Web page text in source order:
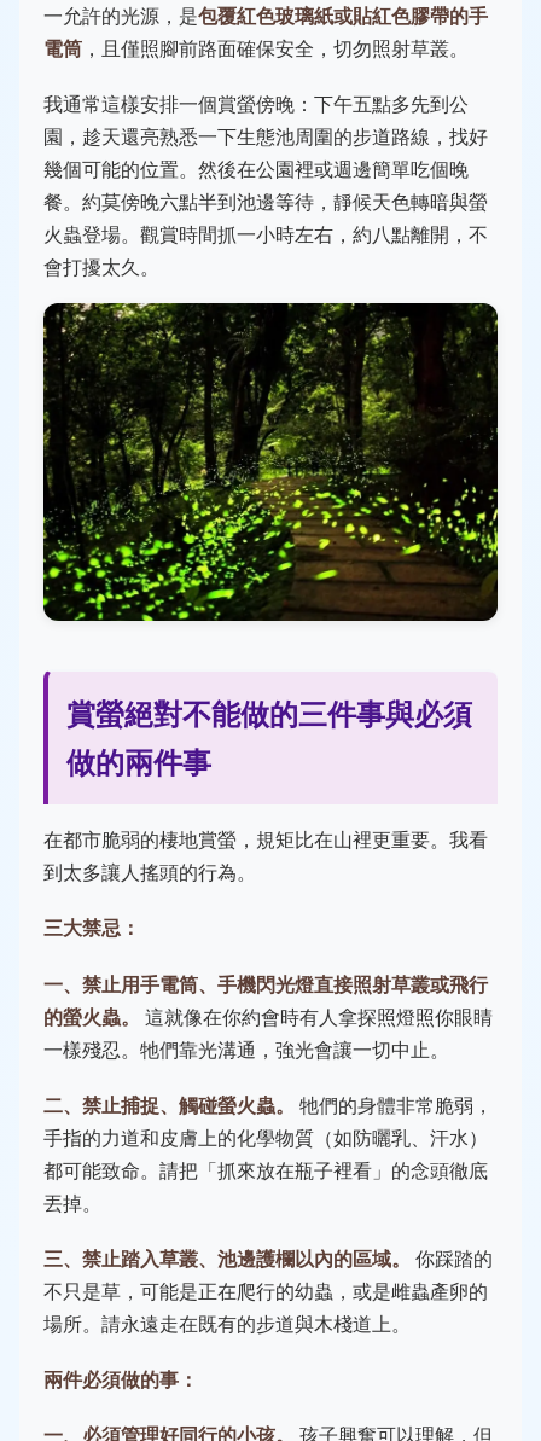
一允許的光源，是包覆紅色玻璃紙或貼紅色膠帶的手
電筒 ，且僅照腳前路面確保安全，切勿照射草叢。
我通常這樣安排一個賞螢傍晚：下午五點多先到公
園，趁天還亮熟悉一下生態池周圍的步道路線，找好
幾個可能的位置。然後在公園裡或週邊簡單吃個晚
餐。約莫傍晚六點半到池邊等待，靜候天色轉暗與螢
火蟲登場。觀賞時間抓一小時左右，約八點離開，不
會打擾太久。
賞螢絕對不能做的三件事與必須
做的兩件事
在都市脆弱的棲地賞螢，規矩比在山裡更重要。我看
到太多讓人搖頭的行為。
三大禁忌：
一、禁止用手電筒、手機閃光燈直接照射草叢或飛行
的螢火蟲。
這就像在你約會時有人拿探照燈照你眼睛
一樣殘忍。牠們靠光溝通，強光會讓一切中止。
二、禁止捕捉、觸碰螢火蟲。
牠們的身體非常脆弱，
手指的力道和皮膚上的化學物質（如防曬乳、汗水）
都可能致命。請把「抓來放在瓶子裡看」的念頭徹底
丟掉。
三、禁止踏入草叢、池邊護欄以內的區域。
你踩踏的
不只是草，可能是正在爬行的幼蟲，或是雌蟲產卵的
場所。請永遠走在既有的步道與木棧道上。
兩件必須做的事：
一、必須管理好同行的小孩。 孩子興奮可以理解，但